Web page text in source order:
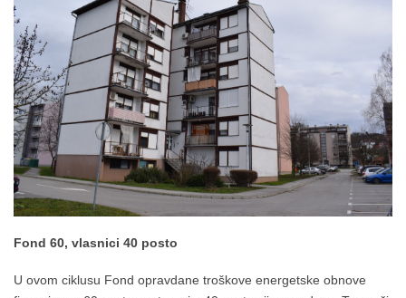
Fond 60, vlasnici 40 posto
U ovom ciklusu Fond opravdane troškove energetske obnove